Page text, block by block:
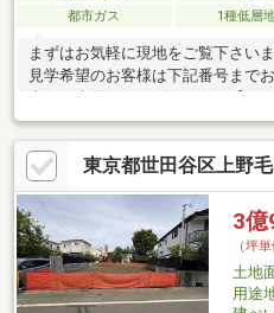
都市ガス
1種低層
まずはお気軽に現地をご覧下さい
見学希望のお客様は下記番号まで
東京都世田谷区上野
3億
（坪単
土地
用途